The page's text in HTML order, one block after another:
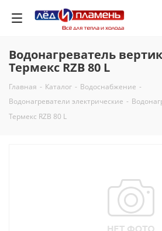
Водонагреватель
Термекс RZB 80 L
Главная - Каталог - Водоснабжение -
Водонагреватели электрические -
Термекс RZB 80 L